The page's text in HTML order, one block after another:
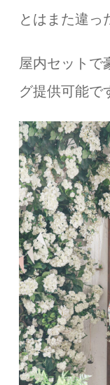
とはまた違っ
屋内セットで
グ提供可能で